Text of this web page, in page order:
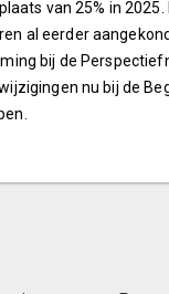
van 25% in 2025.
al eerder
bij de
nu bij de